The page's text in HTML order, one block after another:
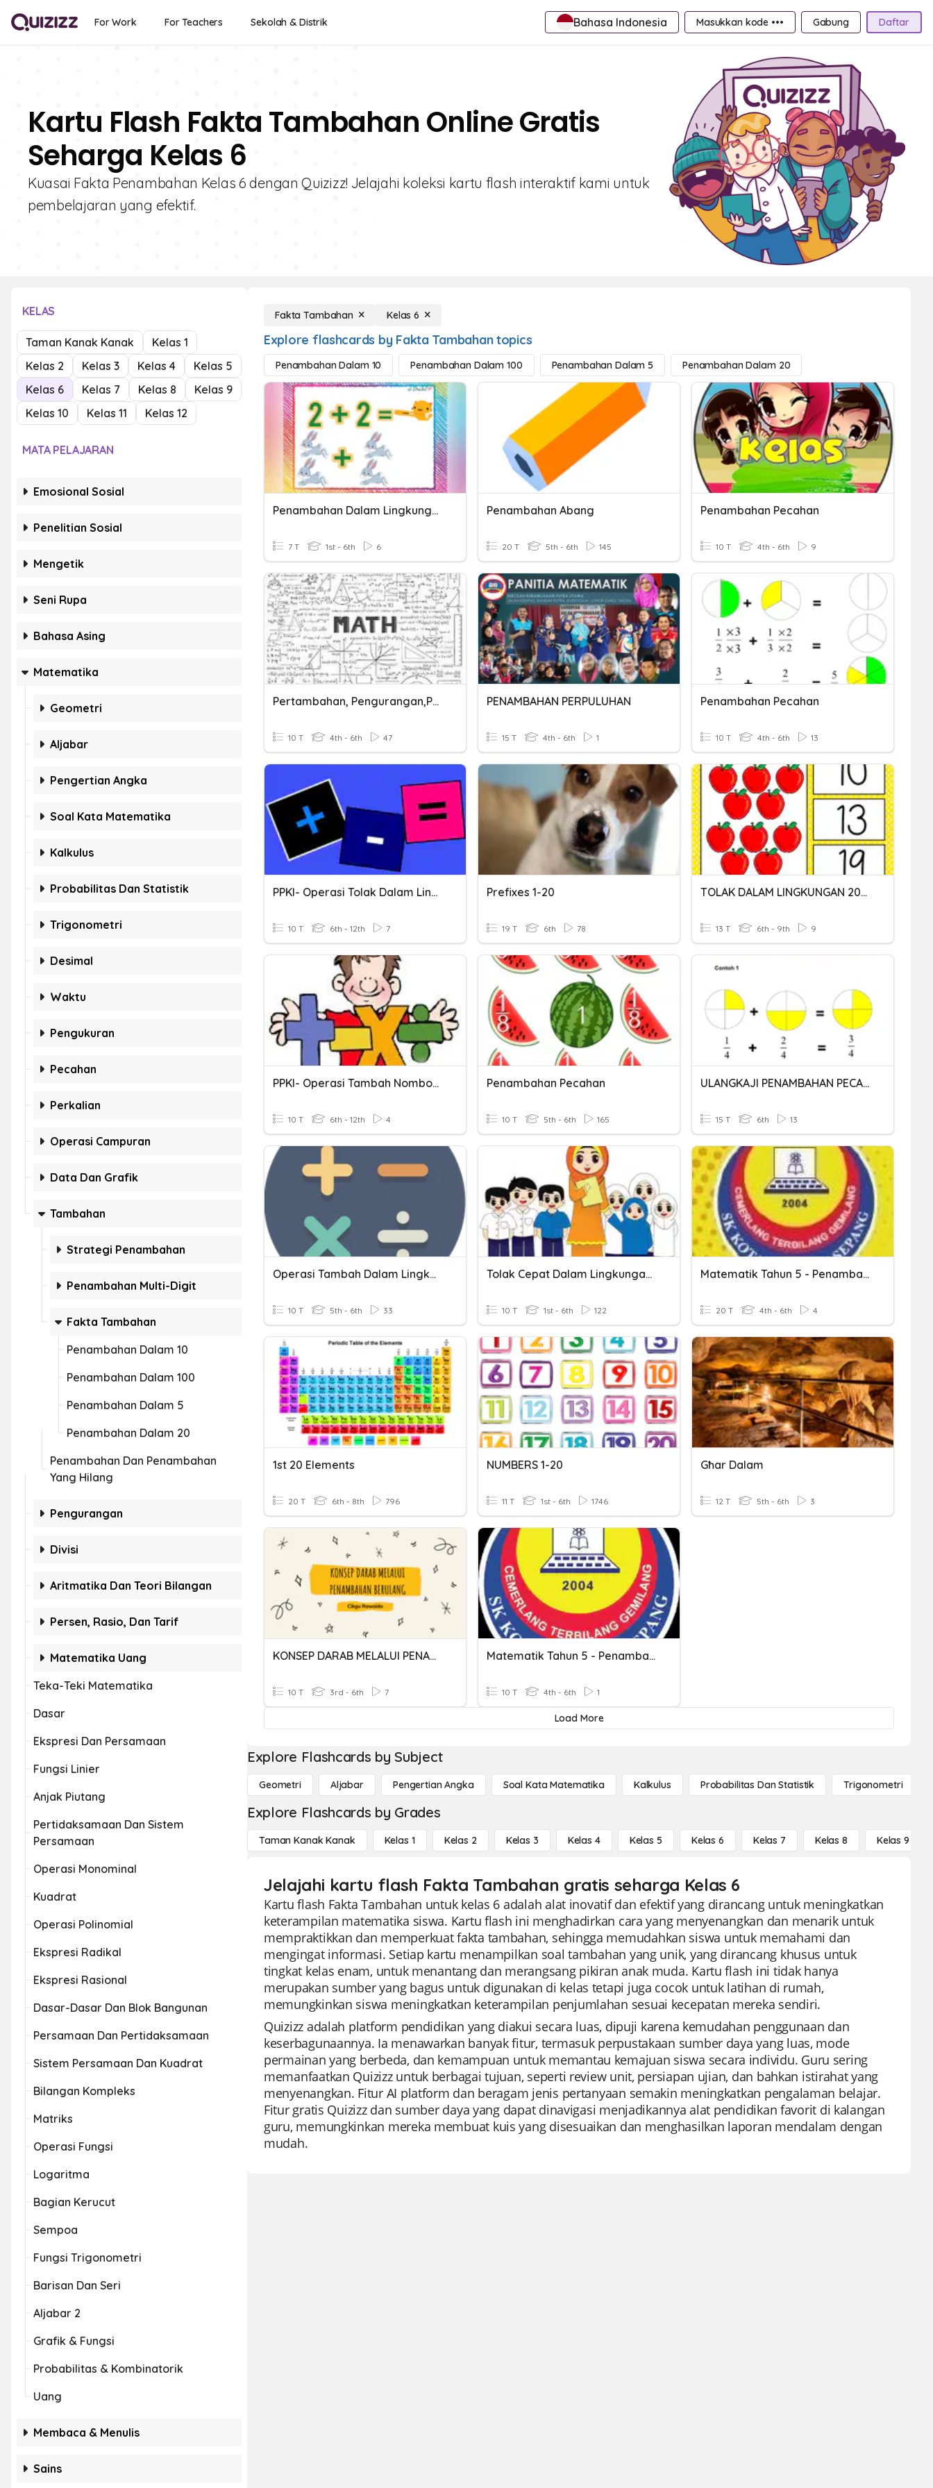
For Work For Teachers Sekolah & Distrik Bahasa Indonesia Masukkan kode ••• Gabung Daftar
Kartu Flash Fakta Tambahan Online Gratis
Seharga Kelas 6
Kuasai Fakta Penambahan Kelas 6 dengan Quizizz! Jelajahi koleksi kartu flash interaktif kami untuk
pembelajaran yang efektif.
KELAS
Taman Kanak Kanak
Kelas 1
Kelas 2
Kelas 3 Kelas 4
Kelas 5
Kelas 6
Kelas 7 Kelas 8
Kelas 9
Kelas 10
Kelas 11 Kelas 12
MATA PELAJARAN
Emosional Sosial
Penelitian Sosial
Mengetik
Seni Rupa
Bahasa Asing
Matematika
Geometri
Aljabar
Pengertian Angka
Soal Kata Matematika
Kalkulus
Probabilitas Dan Statistik
Trigonometri
Desimal
Waktu
Pengukuran
Pecahan
Perkalian
Operasi Campuran
Data Dan Grafik
Tambahan
Strategi Penambahan
Penambahan Multi-Digit
Fakta Tambahan
Penambahan Dalam 10
Penambahan Dalam 100
Penambahan Dalam 5
Penambahan Dalam 20
Penambahan Dan Penambahan
Yang Hilang
Pengurangan
Divisi
Aritmatika Dan Teori Bilangan
Persen, Rasio, Dan Tarif
Matematika Uang
Teka-Teki Matematika
Dasar
Ekspresi Dan Persamaan
Fungsi Linier
Anjak Piutang
Pertidaksamaan Dan Sistem
Persamaan
Operasi Monominal
Kuadrat
Operasi Polinomial
Ekspresi Radikal
Ekspresi Rasional
Dasar-Dasar Dan Blok Bangunan
Persamaan Dan Pertidaksamaan
Sistem Persamaan Dan Kuadrat
Bilangan Kompleks
Matriks
Operasi Fungsi
Logaritma
Bagian Kerucut
Sempoa
Fungsi Trigonometri
Barisan Dan Seri
Aljabar 2
Grafik & Fungsi
Probabilitas & Kombinatorik
Uang
Membaca & Menulis
Sains
Fakta Tambahan Kelas 6
Explore flashcards by Fakta Tambahan topics
Penambahan Dalam 10 Penambahan Dalam 100 Penambahan Dalam 5 Penambahan Dalam 20
Penambahan Dalam Lingkungan 20
7 T 1st - 6th 6
Penambahan Abang
20 T 5th - 6th 145
Penambahan Pecahan
10 T 4th - 6th 9
Pertambahan, Pengurangan,perkalian,pembagian
10 T 4th - 6th 47
PENAMBAHAN PERPULUHAN
15 T 4th - 6th 1
Penambahan Pecahan
10 T 4th - 6th 13
PPKI- Operasi Tolak Dalam Lingkungan 20
10 T 6th - 12th 7
Prefixes 1-20
19 T 6th 78
TOLAK DALAM LINGKUNGAN 20 : KSSRPK TAHUN 2
13 T 6th - 9th 9
PPKI- Operasi Tambah Nombor Dalam Lingkungan 20
10 T 6th - 12th 4
Penambahan Pecahan
10 T 5th - 6th 165
ULANGKAJI PENAMBAHAN PECAHAN
15 T 6th 13
Operasi Tambah Dalam Lingkungan 20
10 T 5th - 6th 33
Tolak Cepat Dalam Lingkungan 20
10 T 1st - 6th 122
Matematik Tahun 5 - Penambahan Jisim
20 T 4th - 6th 4
1st 20 Elements
20 T 6th - 8th 796
NUMBERS 1-20
11 T 1st - 6th 1746
Għar Dalam
12 T 5th - 6th 3
KONSEP DARAB MELALUI PENAMBAHAN BERULANG
10 T 3rd - 6th 7
Matematik Tahun 5 - Penambahan Unit Masa
10 T 4th - 6th 1
Load More
Explore Flashcards by Subject
Geometri Aljabar Pengertian Angka Soal Kata Matematika Kalkulus Probabilitas Dan Statistik Trigonometri
Explore Flashcards by Grades
Taman Kanak Kanak Kelas 1 Kelas 2 Kelas 3 Kelas 4 Kelas 5 Kelas 6 Kelas 7 Kelas 8 Kelas 9
Jelajahi kartu flash Fakta Tambahan gratis seharga Kelas 6
Kartu flash Fakta Tambahan untuk kelas 6 adalah alat inovatif dan efektif yang dirancang untuk meningkatkan
keterampilan matematika siswa. Kartu flash ini menghadirkan cara yang menyenangkan dan menarik untuk
mempraktikkan dan memperkuat fakta tambahan, sehingga memudahkan siswa untuk memahami dan
mengingat informasi. Setiap kartu menampilkan soal tambahan yang unik, yang dirancang khusus untuk
tingkat kelas enam, untuk menantang dan merangsang pikiran anak muda. Kartu flash ini tidak hanya
merupakan sumber yang bagus untuk digunakan di kelas tetapi juga cocok untuk latihan di rumah,
memungkinkan siswa meningkatkan keterampilan penjumlahan sesuai kecepatan mereka sendiri.
Quizizz adalah platform pendidikan yang diakui secara luas, dipuji karena kemudahan penggunaan dan
keserbagunaannya. Ia menawarkan banyak fitur, termasuk perpustakaan sumber daya yang luas, mode
permainan yang berbeda, dan kemampuan untuk memantau kemajuan siswa secara individu. Guru sering
memanfaatkan Quizizz untuk berbagai tujuan, seperti review unit, persiapan ujian, dan bahkan istirahat yang
menyenangkan. Fitur AI platform dan beragam jenis pertanyaan semakin meningkatkan pengalaman belajar.
Fitur gratis Quizizz dan sumber daya yang dapat dinavigasi menjadikannya alat pendidikan favorit di kalangan
guru, memungkinkan mereka membuat kuis yang disesuaikan dan menghasilkan laporan mendalam dengan
mudah.